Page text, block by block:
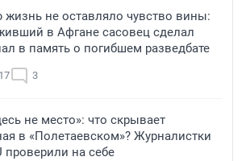
жизнь не оставляло чувство вины:
в Афгане сасовец сделал
в память о погибшем разведбате
3
не место»: что скрывает
в «Полетаевском»? Журналистки
проверили на себе